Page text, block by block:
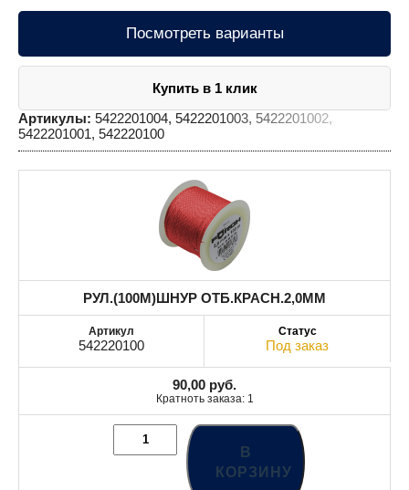
Посмотреть варианты
Купить в 1 клик
Артикулы: 5422201004, 5422201003, 5422201002,
5422201001, 542220100
РУЛ.(100M)ШНУР ОТБ.КРАСН.2,0MM
542220100 Под заказ
90,00 руб.
Кратноть заказа: 1
В
КОРЗИНУ